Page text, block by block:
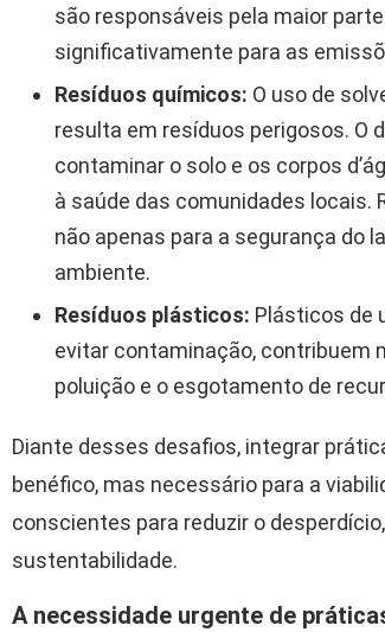
são responsáveis pela maior
significativamente para as
Resíduos químicos: O uso de
resulta em resíduos perigosos. O
contaminar o solo e os corpos
à saúde das comunidades locais.
não apenas para a segurança do
ambiente.
Resíduos plásticos: Plásticos de
evitar contaminação, contribuem
poluição e o esgotamento de
Diante desses desafios, integrar
benéfico, mas necessário para a
conscientes para reduzir o
sustentabilidade.
A necessidade urgente de